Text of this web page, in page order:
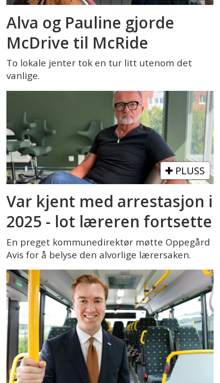
Alva og Pauline gjorde
McDrive til McRide
To lokale jenter tok en tur litt utenom det
vanlige.
PLUSS
Var kjent med arrestasjon i
2025 - lot læreren fortsette
En preget kommunedirektør møtte Oppegård
Avis for å belyse den alvorlige lærersaken.